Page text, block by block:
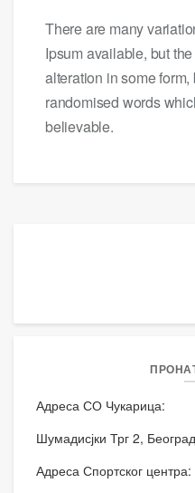
There are many
Ipsum available, but
alteration in some
randomised words
believable.
Адреса СО Чукарица:
Шумадисјки Трг 2, Београд
Адреса Спортског центра: